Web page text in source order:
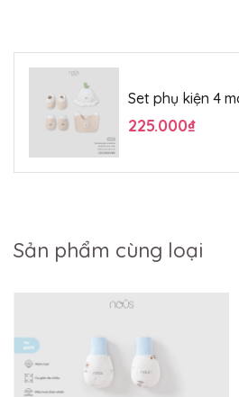
Set phụ kiện 4
225.000₫
Sản phẩm cùng loại